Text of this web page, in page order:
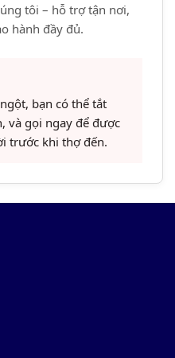
tôi – hỗ trợ tận nơi,
hành đầy đủ.
bạn có thể tắt
và gọi ngay để được
trước khi thợ đến.